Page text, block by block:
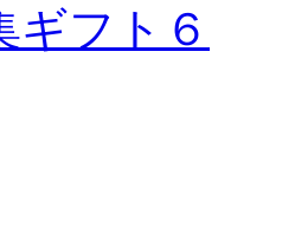
ギフト６